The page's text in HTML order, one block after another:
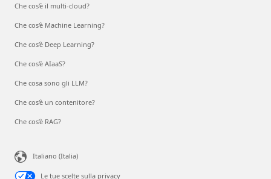
Che cos'è il multi-cloud?
Che cos'è Machine Learning?
Che cos’è Deep Learning?
Che cos'è AIaaS?
Che cosa sono gli LLM?
Che cos'è un contenitore?
Che cos’è RAG?
Italiano (Italia)
Le tue scelte sulla privacy